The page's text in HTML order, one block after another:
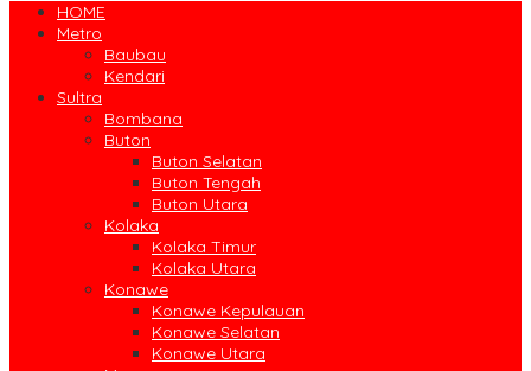
HOME
Metro
Baubau
Kendari
Sultra
Bombana
Buton
Buton Selatan
Buton Tengah
Buton Utara
Kolaka
Kolaka Timur
Kolaka Utara
Konawe
Konawe Kepulauan
Konawe Selatan
Konawe Utara